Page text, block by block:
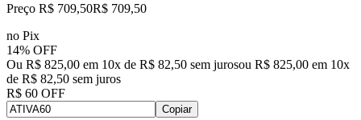
Preço R$ 709,50R$ 709,50
no Pix
14% OFF
Ou R$ 825,00 em 10x de R$ 82,50 sem jurosou R$ 825,00 em 10x
de R$ 82,50 sem juros
R$ 60 OFF
Copiar